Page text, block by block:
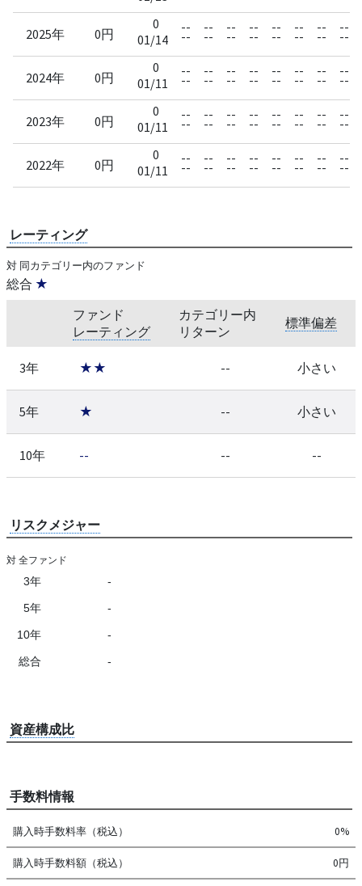
2025年 0円
0
01/14
--
--
--
--
--
--
--
--
--
--
--
--
--
--
--
--
2024年 0円
0
01/11
--
--
--
--
--
--
--
--
--
--
--
--
--
--
--
--
2023年 0円
0
01/11
--
--
--
--
--
--
--
--
--
--
--
--
--
--
--
--
2022年 0円
0
01/11
--
--
--
--
--
--
--
--
--
--
--
--
--
--
--
--
レーティング
対 同カテゴリー内のファンド
総合 ★
ファンド
レーティング
カテゴリー内
リターン
標準偏差
3年 ★★ -- 小さい
5年 ★ -- 小さい
10年 -- -- --
リスクメジャー
対 全ファンド
3年 -
5年 -
10年 -
総合 -
資産構成比
手数料情報
購入時手数料率（税込） 0%
購入時手数料額（税込） 0円